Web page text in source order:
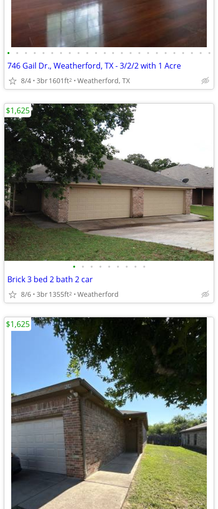
• • • • • • • • • • • • • • • • • • • • • • • •
746 Gail Dr., Weatherford, TX - 3/2/2 with 1 Acre
8/4 3br1601ft2 Weatherford, TX
• • • • • • • • •
Brick 3 bed 2 bath 2 car
8/6 3br1355ft2 Weatherford
$1,625
$1,625